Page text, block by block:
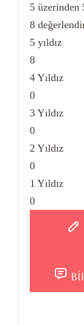
5 üzerinden
8
5 yıldız
8
4 Yıldız
0
3 Yıldız
0
2 Yıldız
0
1 Yıldız
0